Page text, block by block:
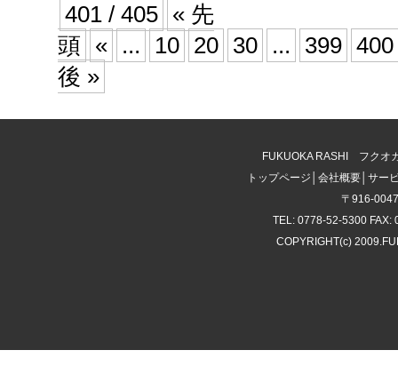
401 / 405 « 先
頭 « ... 10 20 30 ... 399 400
後 »
FUKUOKA RASHI フクオ
トップページ
会社概要 サー
〒916-
TEL: 0778-52-5300 FAX:
COPYRIGHT(c)